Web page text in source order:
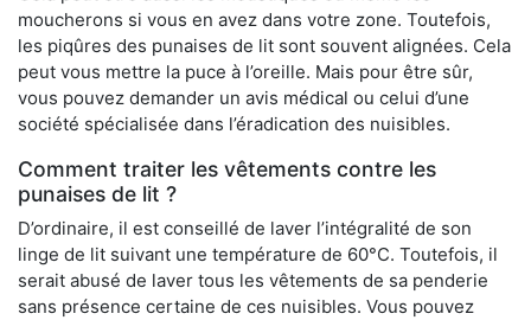
moucherons si vous en avez dans votre zone. Toutefois,
les piqûres des punaises de lit sont souvent alignées. Cela
peut vous mettre la puce à l’oreille. Mais pour être sûr,
vous pouvez demander un avis médical ou celui d’une
société spécialisée dans l’éradication des nuisibles.
Comment traiter les vêtements contre les
punaises de lit ?
D’ordinaire, il est conseillé de laver l’intégralité de son
linge de lit suivant une température de 60°C. Toutefois, il
serait abusé de laver tous les vêtements de sa penderie
sans présence certaine de ces nuisibles. Vous pouvez